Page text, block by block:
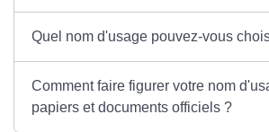
Quel nom d'usage pouvez-vous
Comment faire figurer votre nom
papiers et documents officiels ?